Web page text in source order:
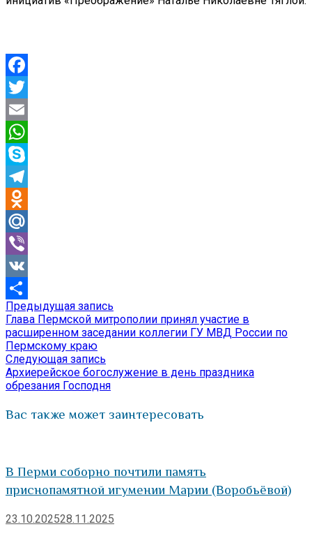
Facebook
Twitter
Email
WhatsApp
Skype
Telegram
Odnoklassniki
Mail.Ru
Viber
VK
Отправить
Навигация
по
записям
Предыдущая запись
запись:
Глава Пермской митрополии принял участие в
расширенном заседании коллегии ГУ МВД России по
Пермскому краю
Следующая запись
запись:
Архиерейское богослужение в день праздника
обрезания Господня
Вас также может заинтересовать
В Перми соборно почтили память
приснопамятной игумении Марии (Воробьёвой)
23.10.202528.11.2025